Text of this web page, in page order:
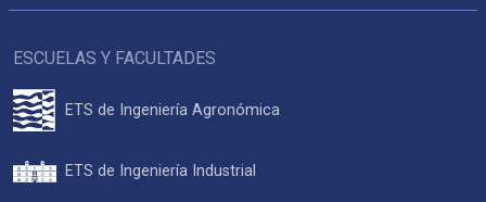
ESCUELAS Y FACULTADES
ETS de Ingeniería Agronómica
ETS de Ingeniería Industrial